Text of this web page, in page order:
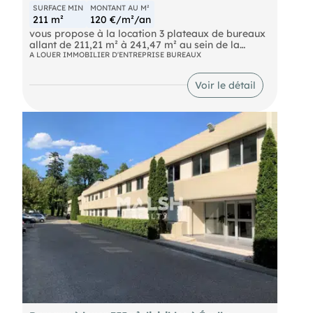
SURFACE MIN
211 m²
MONTANT AU M²
120 €/m²/an
vous propose à la location 3 plateaux de bureaux
allant de 211,21 m² à 241,47 m² au sein de la
commune d'Ecully.
N'hésitez pas à nous contacter pour plus
d'informations.
- Charges annuelles : 22911.57 €
- Taxe foncière : 15764 € Preneur
- Honoraires : 15% HT à la charge du preneur (soit
12 369,78 € HT)
A LOUER IMMOBILIER D'ENTREPRISE BUREAUX
Voir le détail